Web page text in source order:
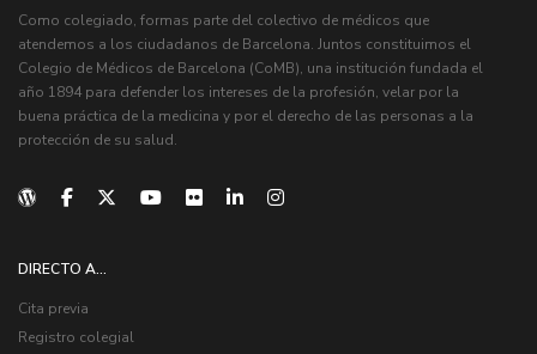
Como colegiado, formas parte del colectivo de médicos que
atendemos a los ciudadanos de Barcelona. Juntos constituimos el
Colegio de Médicos de Barcelona (CoMB), una institución fundada el
año 1894 para defender los intereses de la profesión, velar por la
buena práctica de la medicina y por el derecho de las personas a la
protección de su salud.
DIRECTO A...
Cita previa
Registro colegial